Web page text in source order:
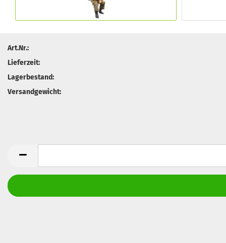
Art.Nr.:
Lieferzeit:
Lagerbestand:
Versandgewicht: